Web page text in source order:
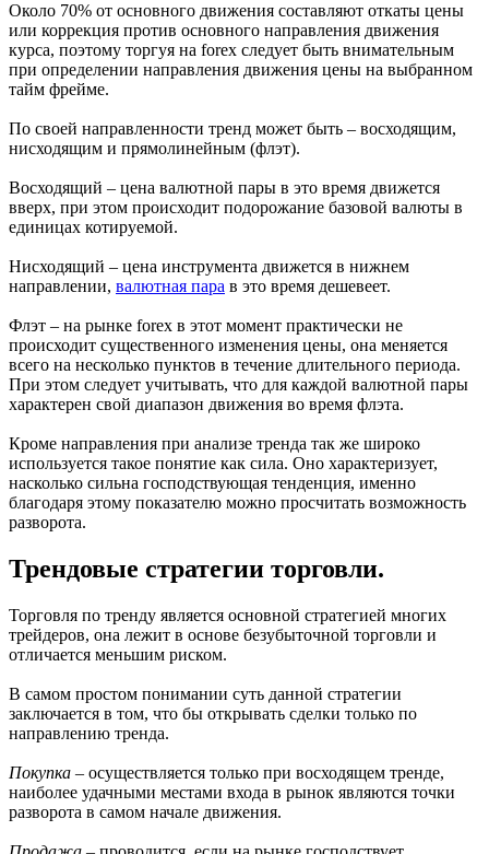
Около 70% от основного движения составляют откаты цены
или коррекция против основного направления движения
курса, поэтому торгуя на forex следует быть внимательным
при определении направления движения цены на выбранном
тайм фрейме.
По своей направленности тренд может быть – восходящим,
нисходящим и прямолинейным (флэт).
Восходящий – цена валютной пары в это время движется
вверх, при этом происходит подорожание базовой валюты в
единицах котируемой.
Нисходящий – цена инструмента движется в нижнем
направлении, валютная пара в это время дешевеет.
Флэт – на рынке forex в этот момент практически не
происходит существенного изменения цены, она меняется
всего на несколько пунктов в течение длительного периода.
При этом следует учитывать, что для каждой валютной пары
характерен свой диапазон движения во время флэта.
Кроме направления при анализе тренда так же широко
используется такое понятие как сила. Оно характеризует,
насколько сильна господствующая тенденция, именно
благодаря этому показателю можно просчитать возможность
разворота.
Трендовые стратегии торговли.
Торговля по тренду является основной стратегией многих
трейдеров, она лежит в основе безубыточной торговли и
отличается меньшим риском.
В самом простом понимании суть данной стратегии
заключается в том, что бы открывать сделки только по
направлению тренда.
Покупка – осуществляется только при восходящем тренде,
наиболее удачными местами входа в рынок являются точки
разворота в самом начале движения.